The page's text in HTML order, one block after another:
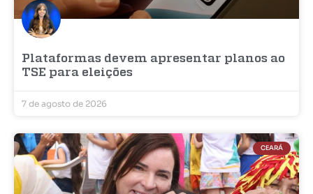
Plataformas devem apresentar planos ao
TSE para eleições
7 de agosto de 2026
CEARÁ